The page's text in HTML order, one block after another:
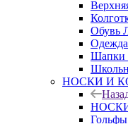
НОСКИ И
Гольфы